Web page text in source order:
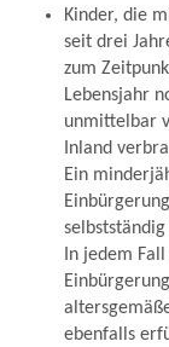
Kinder, die
seit drei
zum
Lebensjahr
unmittelbar
Inland
Ein
In jedem
ebenfalls